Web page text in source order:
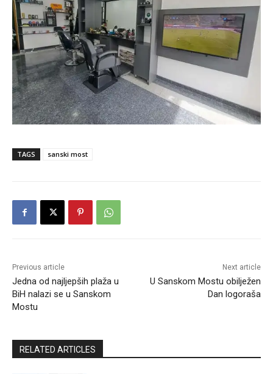
TAGS sanski most
Previous article
Jedna od najljepših plaža u
BiH nalazi se u Sanskom
Mostu
Next article
U Sanskom Mostu obilježen
Dan logoraša
RELATED ARTICLES